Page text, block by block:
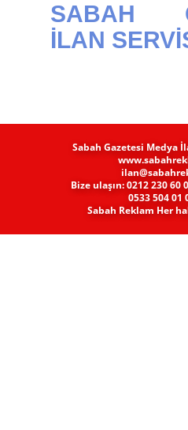
SABAH
İLAN
Sabah Gazetesi Medya​
Bize ulaşın: 0212 230 60
0533 504 01
Sabah Reklam Her